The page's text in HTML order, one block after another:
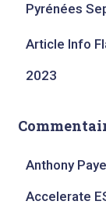
Pyrénées
Article Info
2023​
Anthony
Accelerate